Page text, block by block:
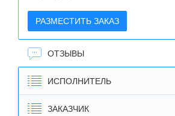
РАЗМЕСТИТЬ ЗАКАЗ
ОТЗЫВЫ
ИСПОЛНИТЕЛЬ
ЗАКАЗЧИК